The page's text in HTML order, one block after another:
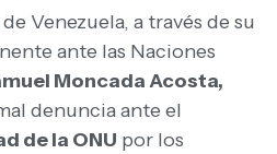
Venezuela, a través de su
ante las Naciones
Moncada Acosta,
denuncia ante el
de la ONU por los